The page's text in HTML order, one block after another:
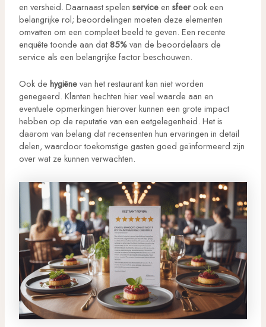
en versheid. Daarnaast spelen serviceen sfeerook een
belangrijke rol; beoordelingen moeten deze elementen
omvatten om een compleet beeld te geven. Een recente
enquête toonde aan dat85%van de beoordelaars de
service als een belangrijke factor beschouwen.
Ook de hygiënevan het restaurant kan niet worden
genegeerd. Klanten hechten hier veel waarde aan en
eventuele opmerkingen hierover kunnen een grote impact
hebben op de reputatie van een eetgelegenheid. Het is
daarom van belang dat recensenten hun ervaringen in detail
delen, waardoor toekomstige gasten goed geïnformeerd zijn
over wat ze kunnen verwachten.